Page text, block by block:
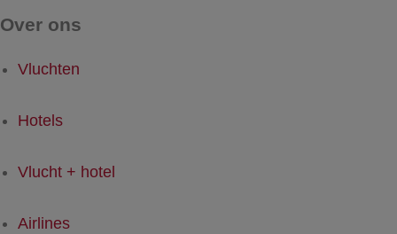
Over ons
Vluchten
Hotels
Vlucht + hotel
Airlines